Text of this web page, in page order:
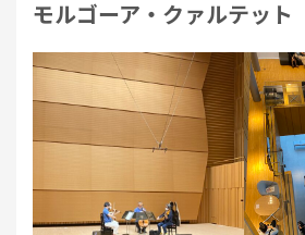
モルゴーア・クァルテット